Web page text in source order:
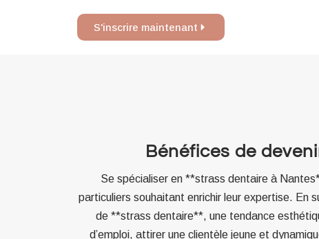
S'inscrire maintenant
Bénéfices de
Se spécialiser en **strass dentaire à
particuliers souhaitant enrichir leur expertise. En
de **strass dentaire**, une tendance
d’emploi, attirer une clientèle jeune et